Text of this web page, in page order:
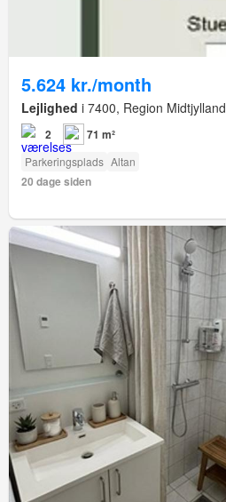
5.624 kr./month
Lejlighed i 7400, Region Midtjylland
2 71 m²
Parkeringsplads Altan
20 dage siden